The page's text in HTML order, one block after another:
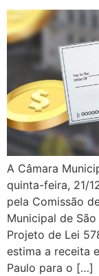
A Câmara
quinta-feira, 21/
pela Comissão
Municipal de
Projeto de Lei
estima a receita
Paulo para o […]